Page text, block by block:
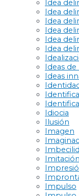
Idea
Idea
Idea
Idea
Idea
Idea
Ideas de
Ideas
Idiocia
Ilusión
Imagen
Imitación
Impulso